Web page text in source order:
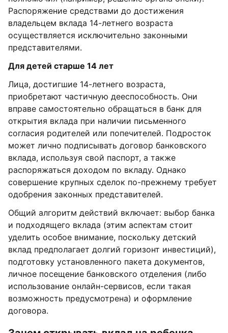
Распоряжение средствами до достижения
владельцем вклада 14-летнего возраста
осуществляется исключительно законными
представителями.
Для детей старше 14 лет
Лица, достигшие 14-летнего возраста,
приобретают частичную дееспособность. Они
вправе самостоятельно обращаться в банк для
открытия вклада при наличии письменного
согласия родителей или попечителей. Подросток
может лично подписывать договор банковского
вклада, используя свой паспорт, а также
распоряжаться доходом по вкладу. Однако
совершение крупных сделок по-прежнему требует
одобрения законных представителей.
Общий алгоритм действий включает: выбор банка
и подходящего вклада (этим аспектам стоит
уделить особое внимание, поскольку детский
вклад предполагает долгий горизонт инвестиций),
подготовку установленного пакета документов,
личное посещение банковского отделения (либо
использование онлайн-сервисов, если такая
возможность предусмотрена) и оформление
договора.